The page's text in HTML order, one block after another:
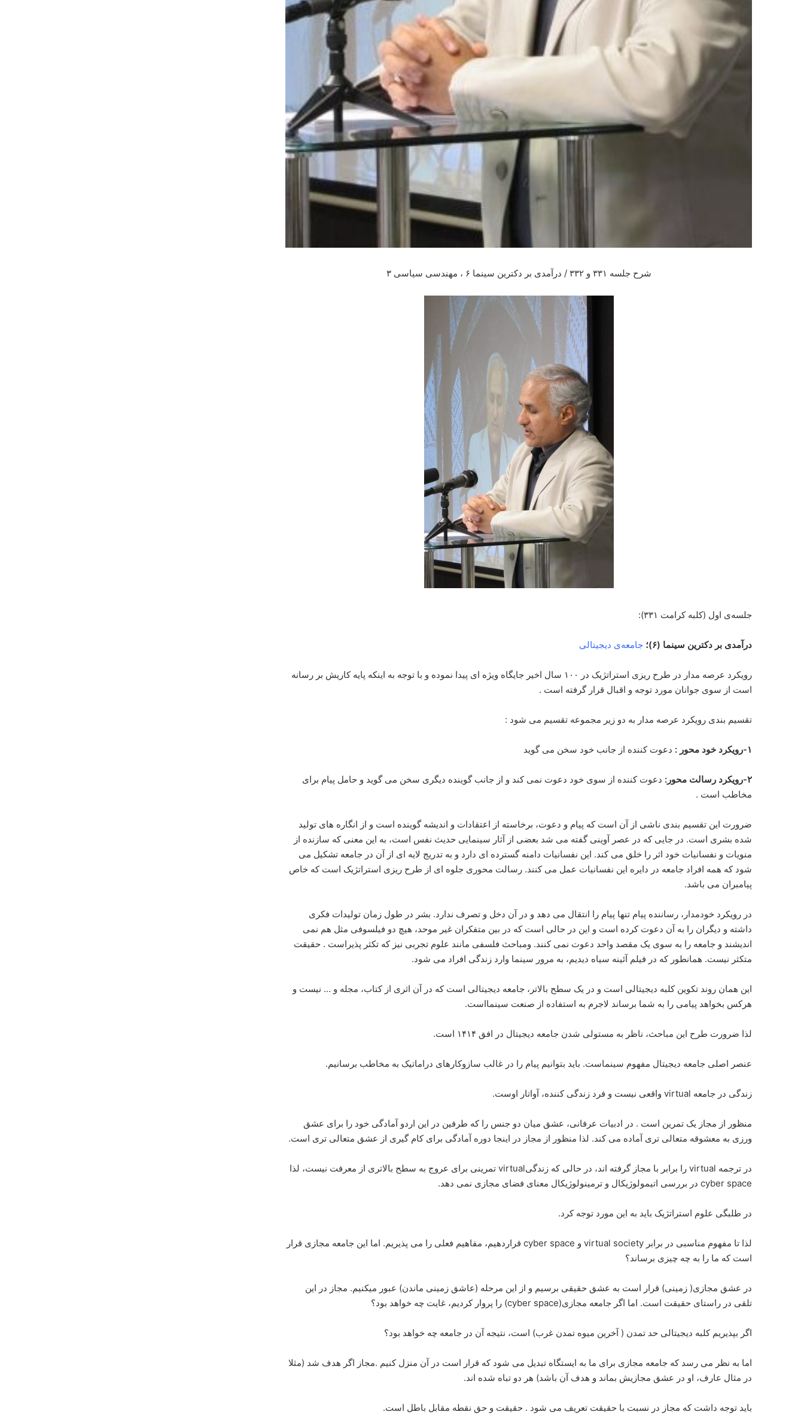
شرح جلسه ۳۳۱ و ۳۳۲ / درآمدی بر دکترین سینما ۶ ، مهندسی سیاسی ۳
جلسه‌ی اول (کلبه کرامت ۳۳۱):
درآمدی بر دکترین سینما (۶)؛ جامعه‌ی دیجیتالی
رویکرد عرصه مدار در طرح ریزی استراتژیک در ۱۰۰ سال اخیر جایگاه ویژه ای پیدا نموده و با توجه به اینکه پایه کاریش بر رسانه
است از سوی جوانان مورد توجه و اقبال قرار گرفته است .
تقسیم بندی رویکرد عرصه مدار به دو زیر مجموعه تقسیم می شود :
۱-رویکرد خود محور : دعوت کننده از جانب خود سخن می گوید
۲-رویکرد رسالت محور:
دعوت کننده از سوی خود دعوت نمی کند و از جانب گوینده دیگری سخن می گوید و حامل پیام برای
مخاطب است .
ضرورت این تقسیم بندی ناشی از آن است که پیام و دعوت، برخاسته از اعتقادات و اندیشه گوینده است و از انگاره های تولید
شده بشری است. در جایی که در عصر آوینی گفته می شد بعضی از آثار سینمایی حدیث نفس است، به این معنی که سازنده از
منویات و نفسانیات خود اثر را خلق می کند. این نفسانیات دامنه گسترده ای دارد و به تدریج لایه ای از آن در جامعه تشکیل می
شود که همه افراد جامعه در دایره این نفسانیات عمل می کنند. رسالت محوری جلوه ای از طرح ریزی استراتژیک است که خاص
پیامبران می باشد.
در رویکرد خودمدار، رساننده پیام تنها پیام را انتقال می دهد و در آن دخل و تصرف ندارد. بشر در طول زمان تولیدات فکری
داشته و دیگران را به آن دعوت کرده است و این در حالی است که در بین متفکران غیر موحد، هیچ دو فیلسوفی مثل هم نمی
اندیشند و جامعه را به سوی یک مقصد واحد دعوت نمی کنند. ومباحث فلسفی مانند علوم تجربی نیز که تکثر پذیراست . حقیقت
متکثر نیست. همانطور که در فیلم آئینه سیاه دیدیم، به مرور سینما وارد زندگی افراد می شود.
این همان روند تکوین کلبه دیجیتالی است و در یک سطح بالاتر، جامعه دیجیتالی است که در آن اثری از کتاب، مجله و … نیست و
هرکس بخواهد پیامی را به شما برساند لاجرم به استفاده از صنعت سینمااست.
لذا ضرورت طرح این مباحث، ناظر به مستولی شدن جامعه دیجیتال در افق ۱۴۱۴ است.
عنصر اصلی جامعه دیجیتال مفهوم سینماست. باید بتوانیم پیام را در غالب سازوکارهای دراماتیک به مخاطب برسانیم.
زندگی در جامعه virtual واقعی نیست و فرد زندگی کننده، آواتار اوست.
منظور از مجاز یک تمرین است . در ادبیات عرفانی، عشق میان دو جنس را که طرفین در این اردو آمادگی خود را برای عشق
ورزی به معشوقه متعالی تری آماده می کند. لذا منظور از مجاز در اینجا دوره آمادگی برای کام گیری از عشق متعالی تری است.
در ترجمه virtual را برابر با مجاز گرفته اند، در حالی که زندگیvirtual تمرینی برای عروج به سطح بالاتری از معرفت نیست، لذا
cyber space در بررسی اتیمولوژیکال و ترمینولوژیکال معنای فضای مجازی نمی دهد.
در طلبگی علوم استراتژیک باید به این مورد توجه کرد.
لذا تا مفهوم مناسبی در برابر virtual society و cyber space قراردهیم، مفاهیم فعلی را می پذیریم. اما این جامعه مجازی قرار
است که ما را به چه چیزی برساند؟
در عشق مجازی( زمینی) قرار است به عشق حقیقی برسیم و از این مرحله (عاشق زمینی ماندن) عبور میکنیم. مجاز در این
تلقی در راستای حقیقت است. اما اگر جامعه مجازی(cyber space) را پروار کردیم، غایت چه خواهد بود؟
اگر بپذیریم کلبه دیجیتالی حد تمدن ( آخرین میوه تمدن غرب) است، نتیجه آن در جامعه چه خواهد بود؟
اما به نظر می رسد که جامعه مجازی برای ما به ایستگاه تبدیل می شود که قرار است در آن منزل کنیم .مجاز اگر هدف شد (مثلا
در مثال عارف، او در عشق مجازیش بماند و هدف آن باشد) هر دو تباه شده اند.
باید توجه داشت که مجاز در نسبت با حقیقت تعریف می شود . حقیقت و حق نقطه مقابل باطل است.